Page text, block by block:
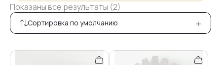
Показаны все результаты (2)
Сортировка по умолчанию